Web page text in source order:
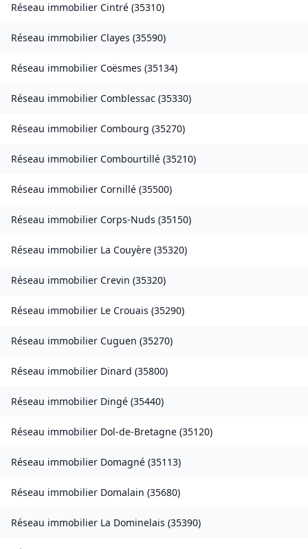
Réseau immobilier Cintré (35310)
Réseau immobilier Clayes (35590)
Réseau immobilier Coësmes (35134)
Réseau immobilier Comblessac (35330)
Réseau immobilier Combourg (35270)
Réseau immobilier Combourtillé (35210)
Réseau immobilier Cornillé (35500)
Réseau immobilier Corps-Nuds (35150)
Réseau immobilier La Couyère (35320)
Réseau immobilier Crevin (35320)
Réseau immobilier Le Crouais (35290)
Réseau immobilier Cuguen (35270)
Réseau immobilier Dinard (35800)
Réseau immobilier Dingé (35440)
Réseau immobilier Dol-de-Bretagne (35120)
Réseau immobilier Domagné (35113)
Réseau immobilier Domalain (35680)
Réseau immobilier La Dominelais (35390)